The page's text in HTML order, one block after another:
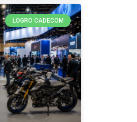
LOGRO CADECOM